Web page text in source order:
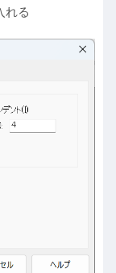
れる